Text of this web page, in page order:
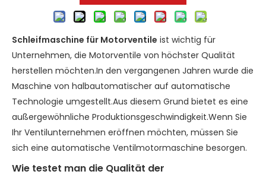
Schleifmaschine für Motorventile ist wichtig für
Unternehmen, die Motorventile von höchster Qualität
herstellen möchten.In den vergangenen Jahren wurde die
Maschine von halbautomatischer auf automatische
Technologie umgestellt.Aus diesem Grund bietet es eine
außergewöhnliche Produktionsgeschwindigkeit.Wenn Sie
Ihr Ventilunternehmen eröffnen möchten, müssen Sie
sich eine automatische Ventilmotormaschine besorgen.
Wie testet man die Qualität der